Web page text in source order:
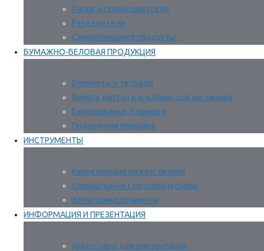
Папки и скоросшиватели
Разделители
Самоклеящиеся продукты
БУМАЖНО-БЕЛОВАЯ ПРОДУКЦИЯ
Блокноты и тетради
Бумага, картон и альбомы для рисования
Ежедневники, планинги
Подарочная упаковка
ИНСТРУМЕНТЫ
Канцелярские ножи и лезвия
Специальные степлеры и скобы
Электроинструменты
ИНФОРМАЦИЯ И ПРЕЗЕНТАЦИЯ
Аксессуары для презентации